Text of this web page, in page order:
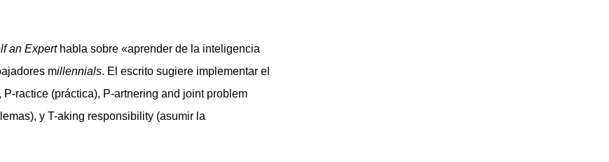
an Experthabla sobre «aprender de la inteligencia
millennials. El escrito sugiere implementar el
ractice (práctica), P-artnering and joint problem
y T-aking responsibility (asumir la